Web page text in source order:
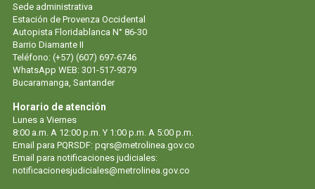
Sede administrativa
Estación de Provenza Occidental
Autopista Floridablanca N° 86-30
Barrio Diamante II
Teléfono: (+57) (607) 697-6746
WhatsApp WEB: 301-517-9379
Bucaramanga, Santander
Horario de atención
Lunes a Viernes
8:00 a.m. A 12:00 p.m. Y 1:00 p.m. A 5:00 p.m.
Email para PQRSDF: pqrs@metrolinea.gov.co
Email para notificaciones judiciales:
notificacionesjudiciales@metrolinea.gov.co